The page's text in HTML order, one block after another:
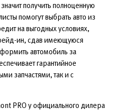
получить полноценную
помогут выбрать авто из
на выгодных условиях,
ин, сдав имеющуюся
автомобиль за
гарантийное
запчастями, так и с
PRO у официального дилера